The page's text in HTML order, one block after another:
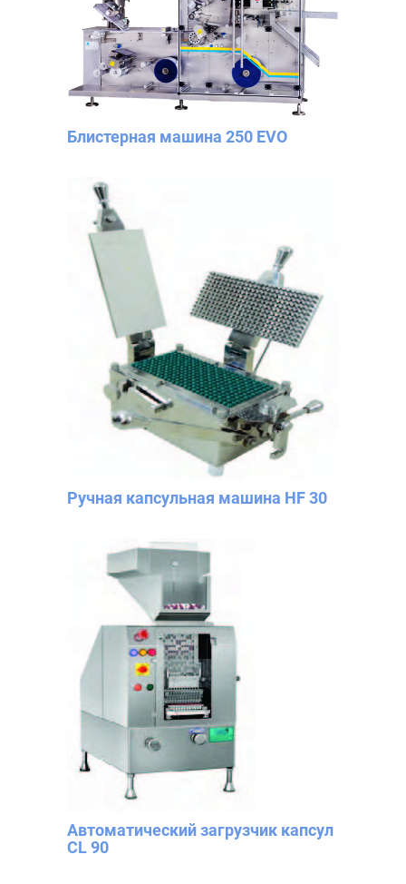
Блистерная машина 250 EVO
Ручная капсульная машина HF 30
Автоматический загрузчик капсул
CL 90